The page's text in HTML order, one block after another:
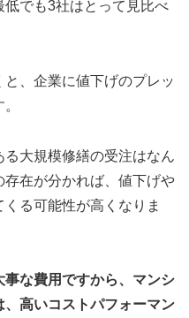
でも3社はとって見比べ
、企業に値下げのプレッ
大規模修繕の受注はなん
在が分かれば、値下げや
る可能性が高くなりま
な費用ですから、マンシ
、高いコストパフォーマン